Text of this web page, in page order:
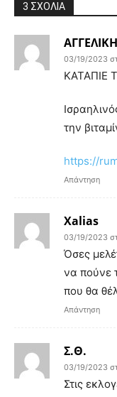
3 ΣΧΟΛΙΑ
03/19/2023
KATAΠΙΕ
την
https://
Απάντηση
Xalias
03/19/2023
Όσες
να πούνε
που θα
Απάντηση
Σ.Θ.
03/19/2023
Στις